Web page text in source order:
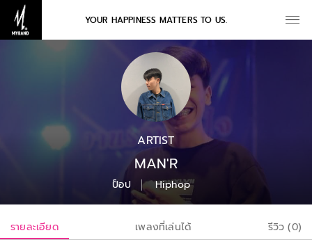
YOUR HAPPINESS MATTERS TO US.
ARTIST
MAN'R
ป็อป Hiphop
รายละเอียด เพลงที่เล่นได้ รีวิว (0)